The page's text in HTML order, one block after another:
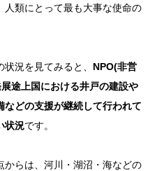
人類にとって最も大事な使命の
況を見てみると、 NPO(非営
途上国における井戸の建設や
どの支援が継続して行われて
状況です。
らは、河川・湖沼・海などの